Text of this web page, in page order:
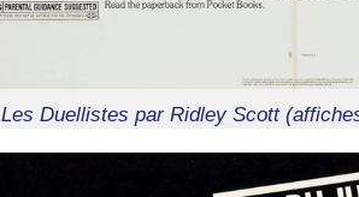
Les Duellistes par Ridley Scott